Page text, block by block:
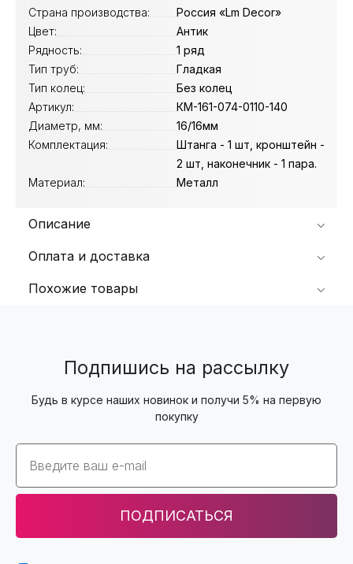
Страна производства:
Россия «Lm Decor»
Цвет:
Антик
Рядность:
1 ряд
Тип труб:
Гладкая
Тип колец:
Без колец
Артикул:
КМ-161-074-0110-140
Диаметр, мм:
16/16мм
Комплектация:
Штанга - 1 шт, кронштейн -
2 шт, наконечник - 1 пара.
Материал:
Металл
Описание
Оплата и доставка
Похожие товары
Подпишись на рассылку
Будь в курсе наших новинок и получи 5% на первую
покупку
Email
ПОДПИСАТЬСЯ